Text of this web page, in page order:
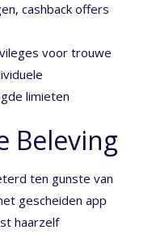
cashback offers
voor trouwe
limieten
Beleving
ten gunste van
gescheiden app
haarzelf